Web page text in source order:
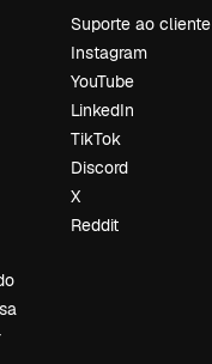
Suporte ao cliente
Instagram
YouTube
LinkedIn
TikTok
Discord
X
Reddit